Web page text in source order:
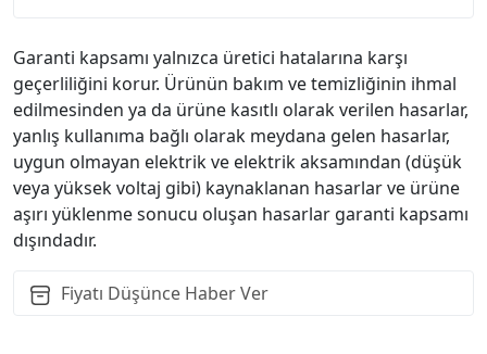
Garanti kapsamı yalnızca üretici hatalarına karşı
geçerliliğini korur. Ürünün bakım ve temizliğinin ihmal
edilmesinden ya da ürüne kasıtlı olarak verilen hasarlar,
yanlış kullanıma bağlı olarak meydana gelen hasarlar,
uygun olmayan elektrik ve elektrik aksamından (düşük
veya yüksek voltaj gibi) kaynaklanan hasarlar ve ürüne
aşırı yüklenme sonucu oluşan hasarlar garanti kapsamı
dışındadır.
Fiyatı Düşünce Haber Ver